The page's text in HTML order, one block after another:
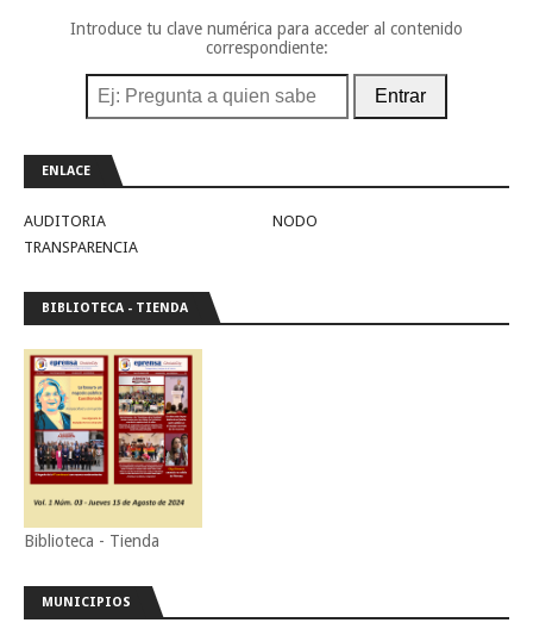
Introduce tu clave numérica para acceder al contenido
correspondiente:
Entrar
ENLACE
AUDITORIA
NODO
TRANSPARENCIA
BIBLIOTECA - TIENDA
Biblioteca - Tienda
MUNICIPIOS